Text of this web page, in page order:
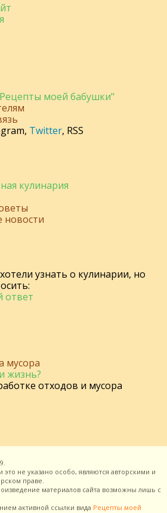
моей бабушки"
, Twitter, RSS
кулинария
новости
узнать о кулинарии, но
ответ
мусора
жизнь?
отходов и мусора
не указано особо, являются авторскими и
праве.
материалов сайта возможны лишь с
активной ссылки вида Рецепты моей